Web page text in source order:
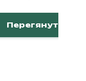
Перегянути